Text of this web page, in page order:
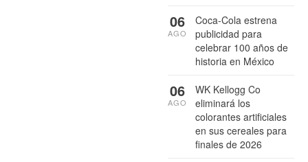
Coca-Cola estrena
publicidad para
celebrar 100 años de
historia en México
06
AGO
WK Kellogg Co
eliminará los
colorantes artificiales
en sus cereales para
finales de 2026
06
AGO